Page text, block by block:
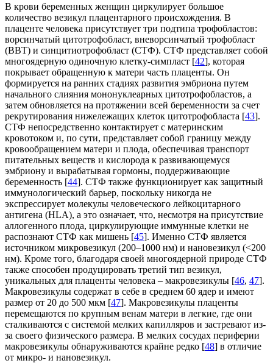
В крови беременных женщин циркулирует большое
количество везикул плацентарного происхождения. В
плаценте человека присутствует три подтипа трофобластов:
ворсинчатый цитотрофобласт, вневорсинчатый трофобласт
(ВВТ) и синцитиотрофобласт (СТФ). СТФ представляет собой
многоядерную одиночную клетку-симпласт [42], которая
покрывает обращенную к матери часть плаценты. Он
формируется на ранних стадиях развития эмбриона путем
начального слияния мононуклеарных цитотрофобластов, а
затем обновляется на протяжении всей беременности за счет
рекрутирования нижележащих клеток цитотрофобласта [43].
СТФ непосредственно контактирует с материнским
кровотоком и, по сути, представляет собой границу между
кровообращением матери и плода, обеспечивая транспорт
питательных веществ и кислорода к развивающемуся
эмбриону и вырабатывая гормоны, поддерживающие
беременность [44]. СТФ также функционирует как защитный
иммунологический барьер, поскольку никогда не
экспрессирует молекулы человеческого лейкоцитарного
антигена (HLA), а это означает, что, несмотря на присутствие
аллогенного плода, циркулирующие иммунные клетки не
распознают СТФ как мишень [45]. Именно СТФ является
источником микровезикул (200–1000 нм) и нановезикул (<200
нм). Кроме того, благодаря своей многоядерной природе СТФ
также способен продуцировать третий тип везикул,
уникальных для плаценты человека – макровезикулы [46, 47].
Макровезикулы содержат в себе в среднем 60 ядер и имеют
размер от 20 до 500 мкм [47]. Макровезикулы плаценты
перемещаются по крупным венам матери в легкие, где они
сталкиваются с системой мелких капилляров и застревают из-
за своего физического размера. В мелких сосудах периферии
макровезикулы обнаруживаются крайне редко [48] в отличие
от микро- и нановезикул.